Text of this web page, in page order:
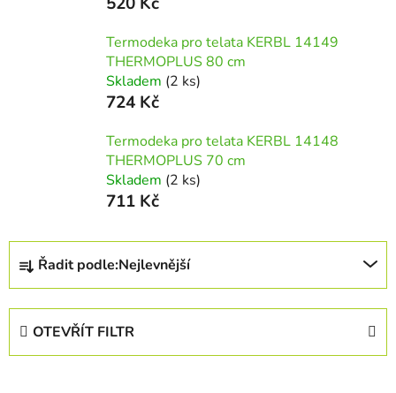
Termodeka pro telata KERBL 14149
THERMOPLUS 80 cm
Skladem (2 ks)
724 Kč
Termodeka pro telata KERBL 14148
THERMOPLUS 70 cm
Skladem (2 ks)
711 Kč
Ř
z
Řadit podle:Nejlevnější
OTEVŘÍT FILTR